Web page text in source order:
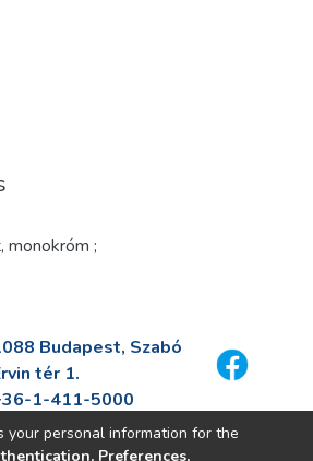
monokróm ;
Budapest, Szabó
tér 1.
1-411-5000
fszek.hu
your personal information for the
Preferences,